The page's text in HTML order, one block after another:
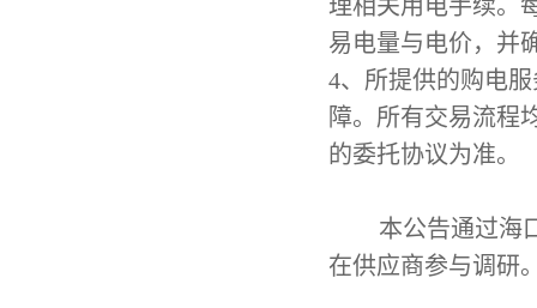
理相关用电手续。
易电量与电价，并
4、 所提供的购电
障。所有交易流程
的委托协议为准。
本公告通过海
在供应商参与调研